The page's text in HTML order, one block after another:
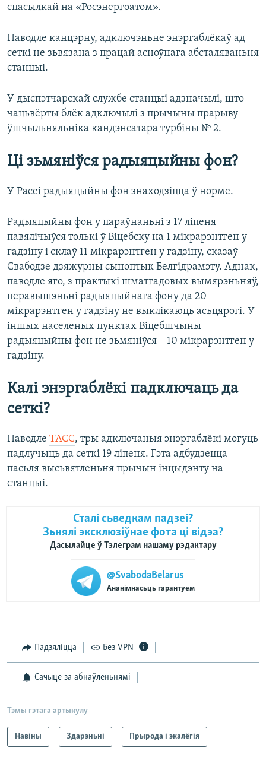
спасылкай на «Росэнергоатом».
Паводле канцэрну, адключэньне энэргаблёкаў ад
сеткі не зьвязана з працай асноўнага абсталяваньня
станцыі.
У дыспэтчарскай службе станцыі адзначылі, што
чацьвёрты блёк адключылі з прычыны прарыву
ўшчыльняльніка кандэнсатара турбіны № 2.
Ці зьмяніўся радыяцыйны фон?
У Расеі радыяцыйны фон знаходзіцца ў норме.​
Радыяцыйны фон у параўнаньні з 17 ліпеня
павялічыўся толькі ў Віцебску на 1 мікрарэнтген у
гадзіну і склаў 11 мікрарэнтген у гадзіну, сказаў
Свабодзе дзяжурны сыноптык Белгідрамэту. Аднак,
паводле яго, з практыкі шматгадовых вымярэньняў,
перавышэньні радыяцыйнага фону да 20
мікрарэнтген у гадзіну не выклікаюць асьцярогі. У
іншых населеных пунктах Віцебшчыны
радыяцыйны фон не зьмяніўся – 10 мікрарэнтген у
гадзіну.
Калі энэргаблёкі падключаць да
сеткі?
Паводле ТАСС, тры адключаныя энэргаблёкі могуць
падлучыць да сеткі 19 ліпеня. Гэта адбудзецца
пасьля высьвятленьня прычын інцыдэнту на
станцыі.
Сталі сьведкам падзеі?
Зьнялі эксклюзіўнае фота ці відэа?
Дасылайце ў Тэлеграм нашаму рэдактару
@SvabodaBelarus
Ананімнасьць гарантуем
Падзяліцца Без VPN
Сачыце за абнаўленьнямі
Тэмы гэтага артыкулу
Навіны Здарэньні Прырода і экалёгія